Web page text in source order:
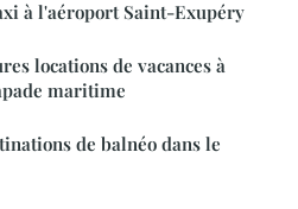
à l'aéroport Saint-Exupéry
locations de vacances à
maritime
de balnéo dans le